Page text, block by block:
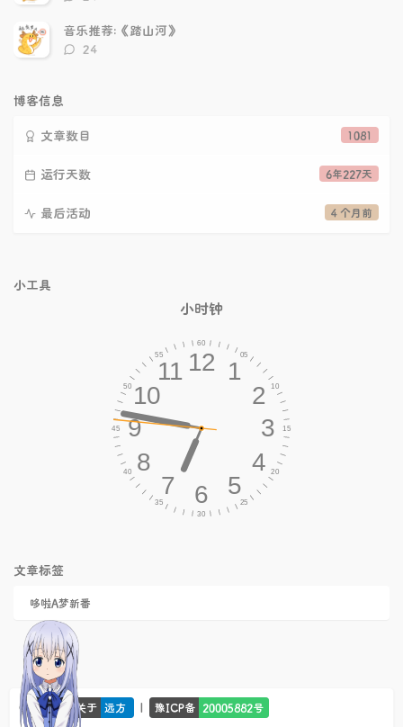
数：
音乐推荐:《踏山河》
评
24
博客信息
1081
文章数目
6年227天
运行天数
4 个月前
最后活动
小工具
小时钟
文章标签
哆啦A梦新番
© 2026 - 关于 远方 | 豫ICP备 20005882号